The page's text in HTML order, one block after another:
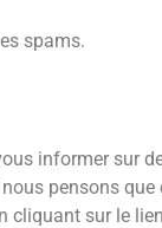
spams.
informer sur
pensons
cliquant sur le